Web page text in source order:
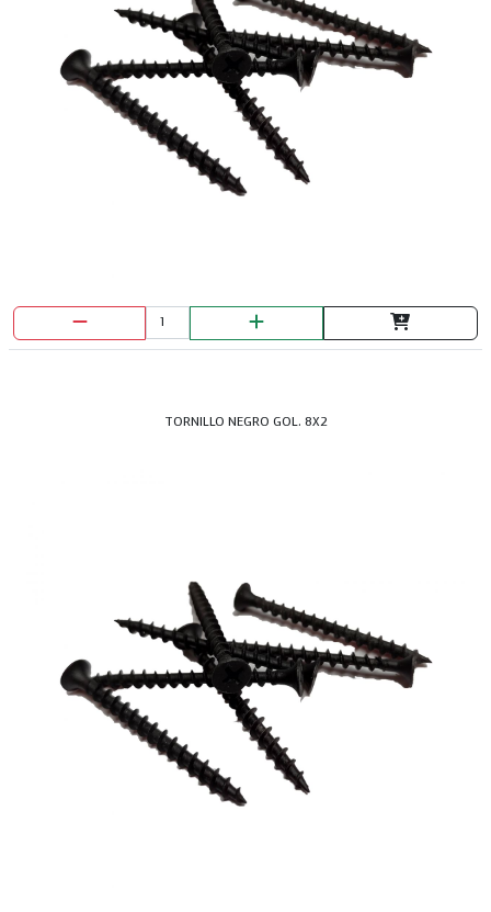
TORNILLO NEGRO GOL. 8X2